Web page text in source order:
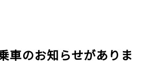
車のお知らせがありま